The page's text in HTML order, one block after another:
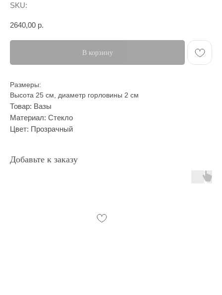
SKU:
2640,00 р.
В корзину
Размеры:
Высота 25 см, диаметр горловины 2 см
Товар: Вазы
Материал: Стекло
Цвет: Прозрачный
Добавьте к заказу